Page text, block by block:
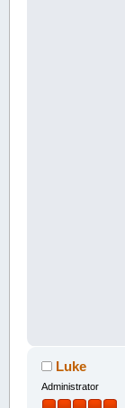
Luke
Administrator